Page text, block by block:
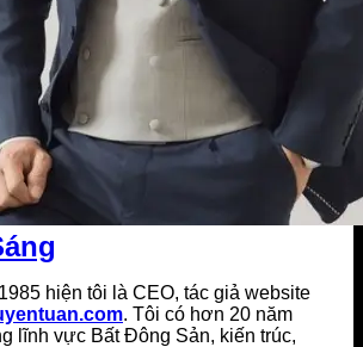
1985 hiện tôi là CEO, tác giả website
. Tôi có hơn 20 năm
lĩnh vực Bất Đông Sản, kiến trúc,